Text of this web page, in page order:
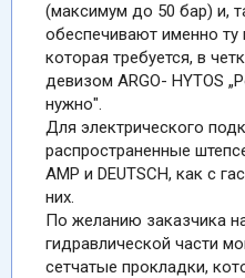
(максимум до 50 бар) и,
обеспечивают именно ту
которая требуется, в
девизом ARGO- HYTOS
нужно".
Для электрического
распространенные
AMP и DEUTSCH, как с
них.
По желанию заказчика
гидравлической части
сетчатые прокладки,